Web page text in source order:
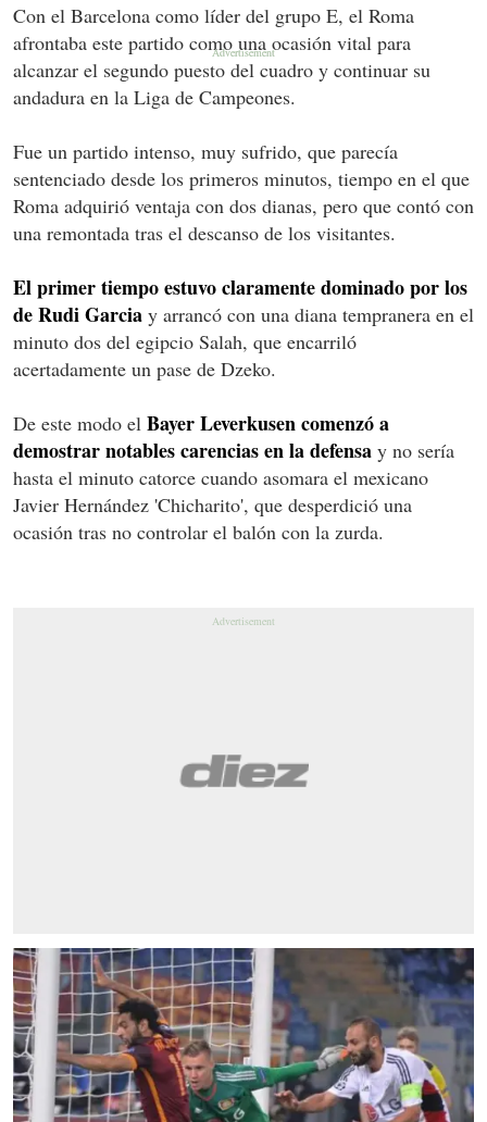
Con el Barcelona como líder del grupo E, el Roma
afrontaba este partido como una ocasión vital para
alcanzar el segundo puesto del cuadro y continuar su
andadura en la Liga de Campeones.
Fue un partido intenso, muy sufrido, que parecía
sentenciado desde los primeros minutos, tiempo en el que
Roma adquirió ventaja con dos dianas, pero que contó con
una remontada tras el descanso de los visitantes.
El primer tiempo estuvo claramente dominado por los
de Rudi Garcia y arrancó con una diana tempranera en el
minuto dos del egipcio Salah, que encarriló
acertadamente un pase de Dzeko.
De este modo el Bayer Leverkusen comenzó a
demostrar notables carencias en la defensa y no sería
hasta el minuto catorce cuando asomara el mexicano
Javier Hernández 'Chicharito', que desperdició una
ocasión tras no controlar el balón con la zurda.